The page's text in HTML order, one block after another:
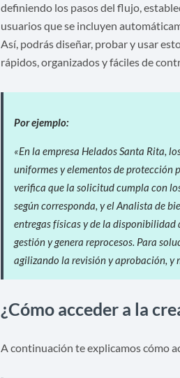
definiendo los pasos del flujo,
usuarios que se incluyen
Así, podrás diseñar, probar y usar
rápidos, organizados y fáciles de
Por ejemplo:
«En la empresa Helados Santa Rita,
uniformes y elementos de protección
verifica que la solicitud cumpla con
según corresponda, y el Analista de
entregas físicas y de la disponibilidad
gestión y genera reprocesos. Para
agilizando la revisión y aprobación, y
¿Cómo acceder a la
A continuación te explicamos cómo